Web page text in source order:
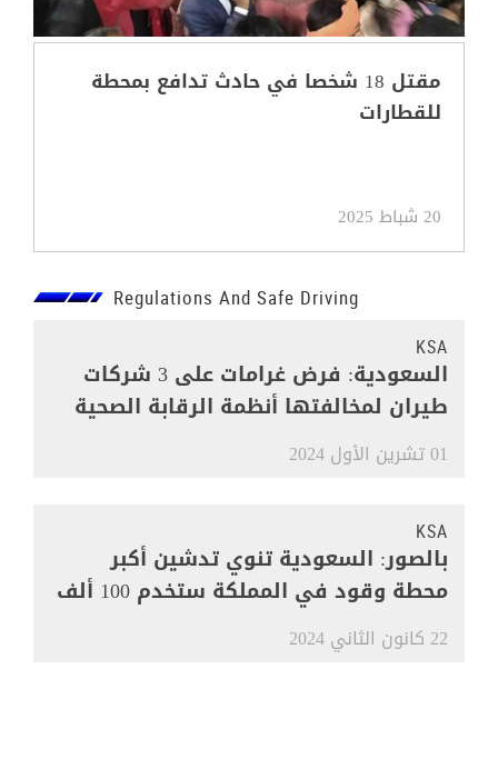
مقتل 18 شخصا في حادث تدافع بمحطة
للقطارات
20 شباط 2025
Regulations And Safe Driving
KSA
السعودية: فرض غرامات على 3 شركات
طيران لمخالفتها أنظمة الرقابة الصحية
01 تشرين الأول 2024
KSA
بالصور: السعودية تنوي تدشين أكبر
محطة وقود في المملكة ستخدم 100 ألف
مركبة
22 كانون الثاني 2024